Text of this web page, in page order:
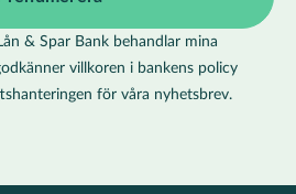
& Spar Bank behandlar mina
villkoren i bankens policy
för våra nyhetsbrev.